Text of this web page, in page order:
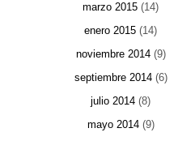
marzo 2015 (14)
enero 2015 (14)
noviembre 2014(9)
septiembre 2014(6)
julio 2014 (8)
mayo 2014(9)